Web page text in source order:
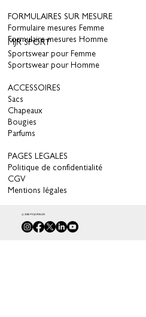
FORMULAIRES SUR MESURE
Formulaire mesures Femme
Formulaire mesures Homme
MJR SPORT
Sportswear pour Femme
Sportswear pour Homme
ACCESSOIRES
Sacs
Chapeaux
Bougies
Parfums
PAGES LEGALES
Politique de confidentialité
CGV
Mentions légales
© 2026 MAJORELLES